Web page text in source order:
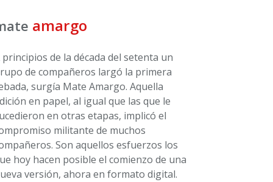
amargo
principios de la década del setenta un
de compañeros largó la primera
surgía Mate Amargo. Aquella
en papel, al igual que las que le
en otras etapas, implicó el
militante de muchos
Son aquellos esfuerzos los
hoy hacen posible el comienzo de una
versión, ahora en formato digital.